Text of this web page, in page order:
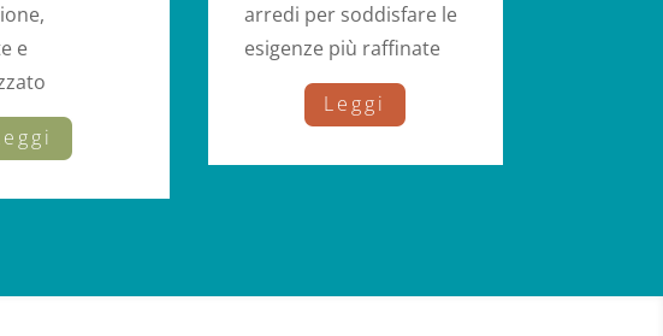
e
arredi per soddisfare le
esigenze più raffinate
Leggi